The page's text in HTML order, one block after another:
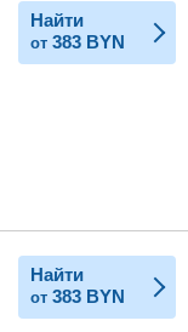
Найти
от 383 BYN
Найти
от 383 BYN